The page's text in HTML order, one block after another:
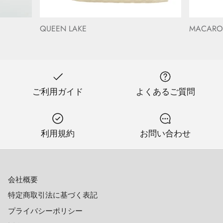
QUEEN LAKE
ご利用ガイド よくあるご質問
利用規約 お問い合わせ
会社概要
特定商取引法に基づく表記
プライバシーポリシー